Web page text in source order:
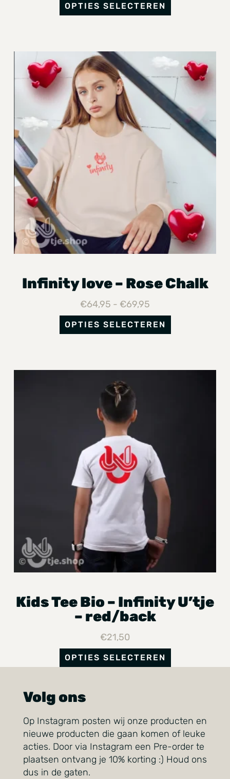
OPTIES SELECTEREN
Infinity love – Rose Chalk
€64,95 - €69,95
OPTIES SELECTEREN
Kids Tee Bio – Infinity U’tje
– red/back
€21,50
OPTIES SELECTEREN
Volg ons
Op Instagram posten wij onze producten en
nieuwe producten die gaan komen of leuke
acties. Door via Instagram een Pre-order te
plaatsen ontvang je 10% korting :) Houd ons
dus in de gaten.